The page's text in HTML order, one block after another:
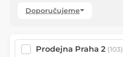
Doporučujeme
Prodejna Praha 2 (103)